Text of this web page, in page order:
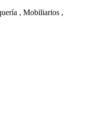
, Mobiliarios ,